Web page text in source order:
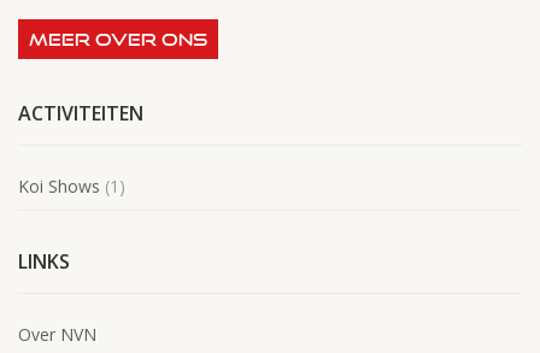
MEER OVER ONS
ACTIVITEITEN
Koi Shows (1)
LINKS
Over NVN